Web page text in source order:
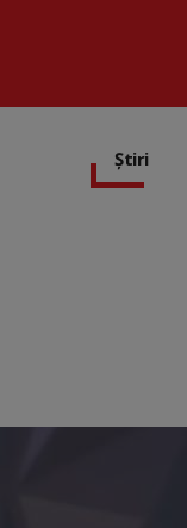
Știri